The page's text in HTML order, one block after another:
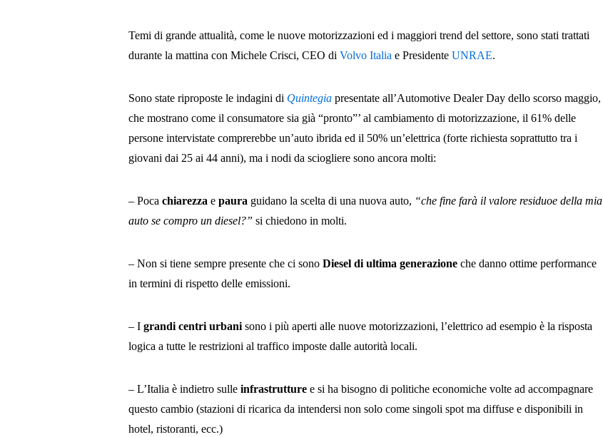
Temi di grande attualità, come le nuove motorizzazioni ed i maggiori trend del settore, sono stati trattati
durante la mattina con Michele Crisci, CEO diVolvo Italia e PresidenteUNRAE.
Sono state riproposte le indagini di Quintegia presentate all’Automotive Dealer Day dello scorso maggio,
che mostrano come il consumatore sia già “pronto”’ al cambiamento di motorizzazione, il 61% delle
persone intervistate comprerebbe un’auto ibrida ed il 50% un’elettrica (forte richiesta soprattutto tra i
giovani dai 25 ai 44 anni), ma i nodi da sciogliere sono ancora molti:
– Pocachiarezza epaura guidano la scelta di una nuova auto, “che fine farà il valore residuoe della mia
auto se compro un diesel?”si chiedono in molti.
– Non si tiene sempre presente che ci sonoDiesel di ultima generazione che danno ottime performance
in termini di rispetto delle emissioni.
– Igrandi centri urbani sono i più aperti alle nuove motorizzazioni, l’elettrico ad esempio è la risposta
logica a tutte le restrizioni al traffico imposte dalle autorità locali.
– L’Italia è indietro sulleinfrastrutture e si ha bisogno di politiche economiche volte ad accompagnare
questo cambio (stazioni di ricarica da intendersi non solo come singoli spot ma diffuse e disponibili in
hotel, ristoranti, ecc.)